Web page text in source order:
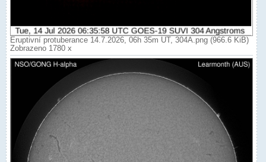
Eruptivní protuberance 14.7.2026, 06h 35m UT, 304Ä.png (966.6 KiB)
Zobrazeno 1780 x